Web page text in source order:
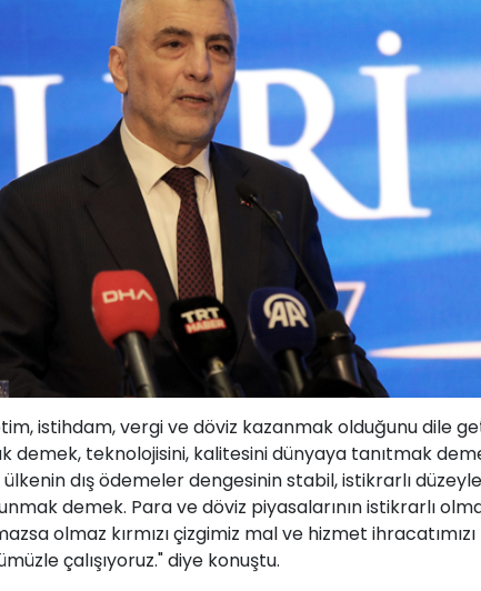
istihdam, vergi ve döviz kazanmak olduğunu dile
demek, teknolojisini, kalitesini dünyaya tanıtmak
ülkenin dış ödemeler dengesinin stabil, istikrarlı
demek. Para ve döviz piyasalarının istikrarlı
olmaz kırmızı çizgimiz mal ve hizmet ihracatımızı
çalışıyoruz." diye konuştu.